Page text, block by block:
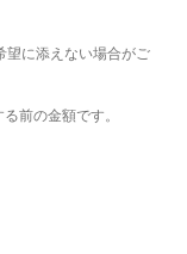
望に添えない場合がご
前の金額です。